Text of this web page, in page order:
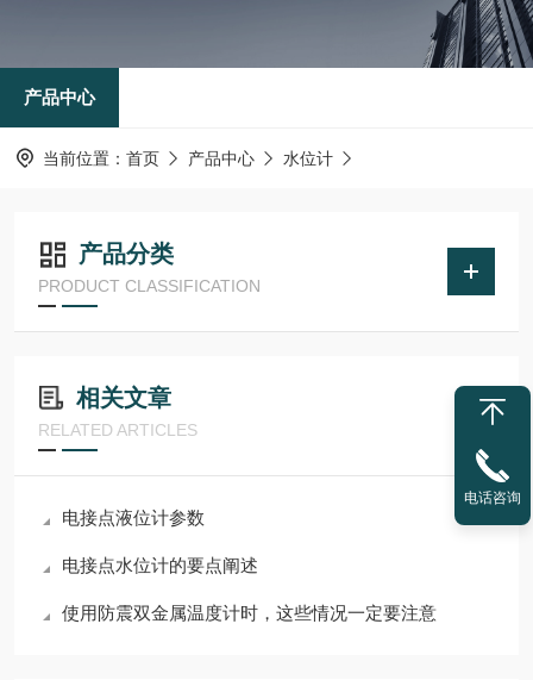
产品中心
当前位置： 首页 产品中心 水位计
产品分类
PRODUCT CLASSIFICATION
相关文章
RELATED ARTICLES
电接点液位计参数
电接点水位计的要点阐述
使用防震双金属温度计时，这些情况一定要注意
电话咨询